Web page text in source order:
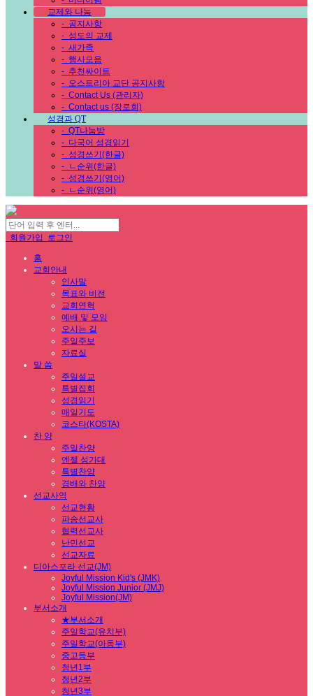
교제와 나눔
- 공지사항
- 성도의 교제
- 새가족
- 행사모음
- 추천싸이트
- 오스트리아 교단 공지사항
- Contact Us (관리자)
- Contact us (장로회)
성경과 QT
- QT나눔방
- 다국어 성경읽기
- 성경쓰기(한글)
- ㄴ순위(한글)
- 성경쓰기(영어)
- ㄴ순위(영어)
회원가입 로그인
홈
교회안내
인사말
목표와 비전
교회연혁
예배 및 모임
오시는 길
주일주보
자료실
말 씀
주일설교
특별집회
성경읽기
매일기도
코스타(KOSTA)
찬 양
주일찬양
엔젤 성가대
특별찬양
경배와 찬양
선교사역
선교현황
파송선교사
협력선교사
난민선교
선교자료
디아스포라 선교(JM)
Joyful Mission Kid's (JMK)
Joyful Mission Junior (JMJ)
Joyful Mission(JM)
부서소개
★부서소개
주일학교(유치부)
주일학교(아동부)
중고등부
청년1부
청년2부
청년3부